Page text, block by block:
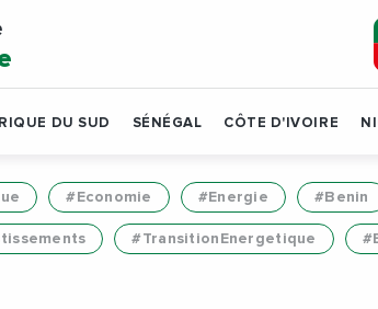
DU SUD SÉNÉGAL CÔTE D'IVOIRE
#Economie #Energie #Benin
#TransitionEnergetique